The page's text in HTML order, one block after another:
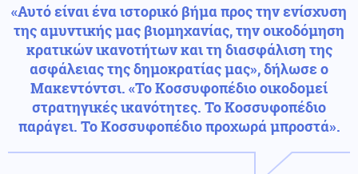
«Αυτό είναι ένα ιστορικό βήμα προς την ενίσχυση
της αμυντικής μας βιομηχανίας, την οικοδόμηση
κρατικών ικανοτήτων και τη διασφάλιση της
ασφάλειας της δημοκρατίας μας», δήλωσε ο
Μακεντόντσι. «Το Κοσσυφοπέδιο οικοδομεί
στρατηγικές ικανότητες. Το Κοσσυφοπέδιο
παράγει. Το Κοσσυφοπέδιο προχωρά μπροστά».